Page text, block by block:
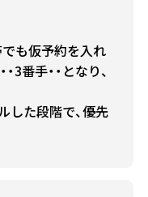
も仮予約を入れ
3番手・・となり、
した段階で、優先